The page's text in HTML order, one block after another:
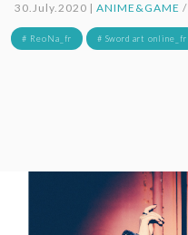
30.July.2020 |ANIME&GAME /
# ReoNa_fr # Sword art online_fr